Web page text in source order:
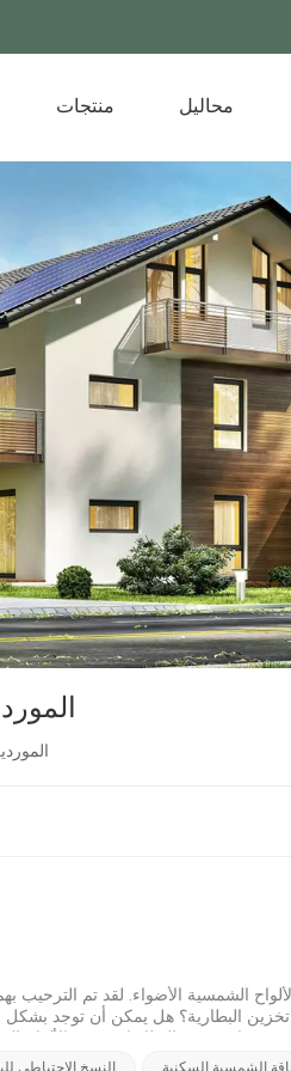
منتجات محاليل
تخزين البطارية؟ هل يمكن أن توجد
إنها توفر حلاً لواحد من أكبر
النسخ الاحتياطي الشمسية السكنية